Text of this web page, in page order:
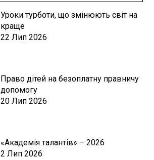
Уроки турботи, що змінюють світ на
краще
22 Лип 2026
Право дітей на безоплатну правничу
допомогу
20 Лип 2026
«Академія талантів» – 2026
2 Лип 2026